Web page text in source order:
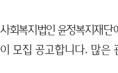
사회복지법인 윤정복지재
이 모집 공고합니다. 많은